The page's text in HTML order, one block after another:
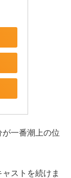
一番潮上の位
ストを続けま